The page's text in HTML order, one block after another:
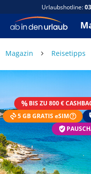
Urlaubshotline:
Magazin Reisetipps
BIS ZU 800 €
5
DEIN
AUS
Exklusiv: Nur in
☀️ Bis zu 1.000
📱 App gratis
🧝 Konto